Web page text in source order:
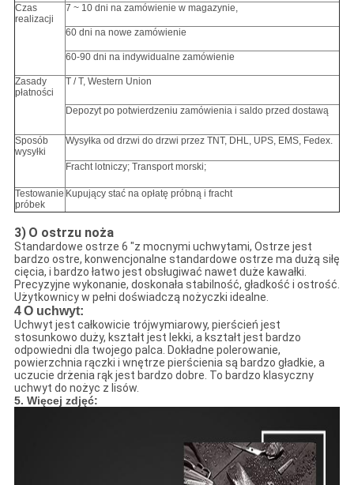
Czas
realizacji
7 ~ 10 dni na zamówienie w magazynie,
60 dni na nowe zamówienie
60-90 dni na indywidualne zamówienie
Zasady
płatności
T / T, Western Union
Depozyt po potwierdzeniu zamówienia i saldo przed dostawą
Sposób
wysyłki
Wysyłka od drzwi do drzwi przez TNT, DHL, UPS, EMS, Fedex.
Fracht lotniczy; Transport morski;
Testowanie
próbek
Kupujący stać na opłatę próbną i fracht
3) O ostrzu noża
Standardowe ostrze 6 "z mocnymi uchwytami, Ostrze jest
bardzo ostre, konwencjonalne standardowe ostrze ma dużą siłę
cięcia, i bardzo łatwo jest obsługiwać nawet duże kawałki.
Precyzyjne wykonanie, doskonała stabilność, gładkość i ostrość.
Użytkownicy w pełni doświadczą nożyczki idealne.
4O uchwyt:
Uchwyt jest całkowicie trójwymiarowy, pierścień jest
stosunkowo duży, kształt jest lekki, a kształt jest bardzo
odpowiedni dla twojego palca. Dokładne polerowanie,
powierzchnia rączki i wnętrze pierścienia są bardzo gładkie, a
uczucie drżenia rąk jest bardzo dobre. To bardzo klasyczny
uchwyt do nożyc z lisów.
5. Więcej zdjęć: